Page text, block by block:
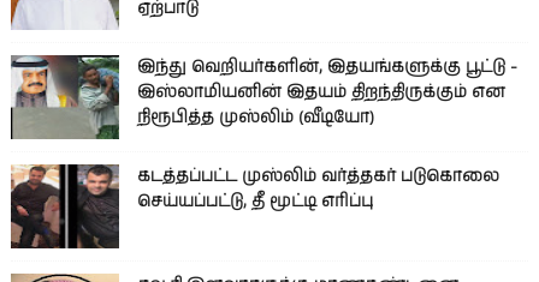
ஏற்பாடு
இந்து வெறியர்களின், இதயங்களுக்கு பூட்டு -
இஸ்லாமியனின் இதயம் திறந்திருக்கும் என
நிரூபித்த முஸ்லிம் (வீடியோ)
கடத்தப்பட்ட முஸ்லிம் வர்த்தகர் படுகொலை
செய்யப்பட்டு, தீ மூட்டி எரிப்பு